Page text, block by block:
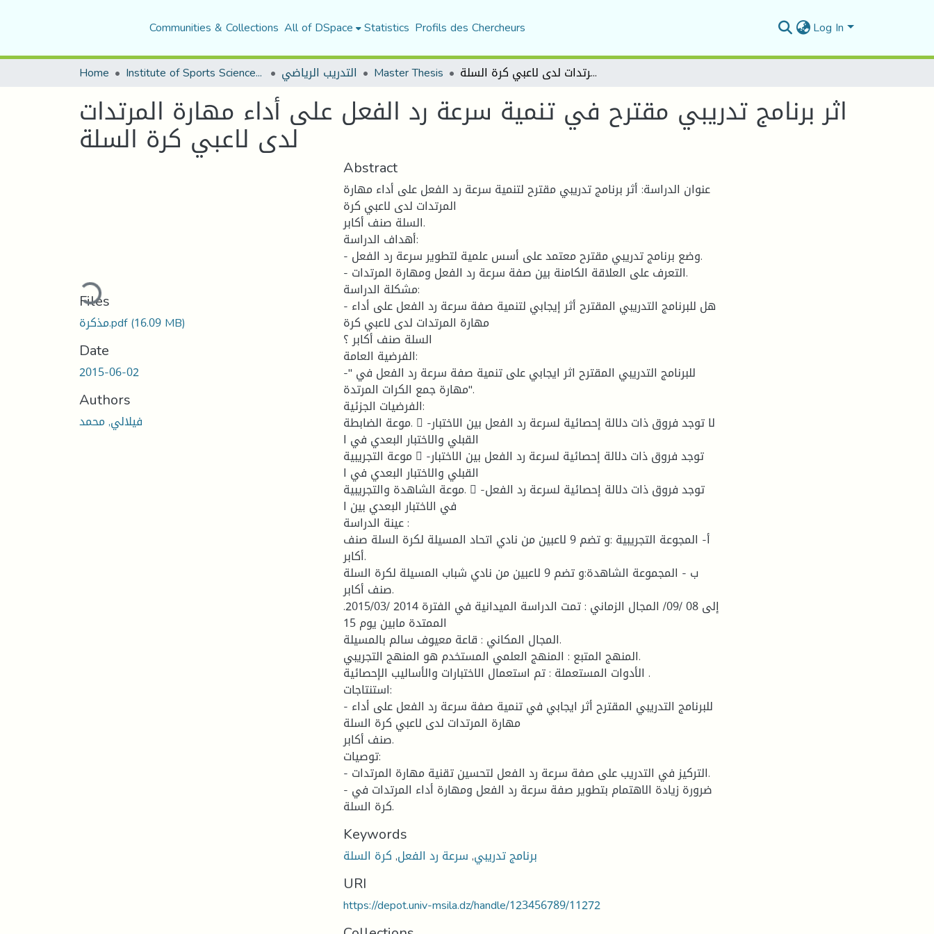
Communities & Collections All of DSpace Statistics Profils des Chercheurs Log In
Home Institute of Sports Sciences and Techniques التدريب الرياضي Master Thesis اثر برنامج تدريبي مقترح في تنمية سرعة رد الفعل على أداء مهارة المرتدات لدى لاعبي كرة السلة
اثر برنامج تدريبي مقترح في تنمية سرعة رد الفعل على أداء مهارة المرتدات
لدى لاعبي كرة السلة
Loading...
Files
مذكرة.pdf(16.09 MB)
Date
2015-06-02
Authors
فيلالي, محمد
Abstract
عنوان الدراسة: أثر برنامج تدريبي مقترح لتنمية سرعة رد الفعل على أداء مهارة
المرتدات لدى لاعبي كرة
السلة صنف أكابر.
أهداف الدراسة:
- وضع برنامج تدريبي مقترح معتمد على أسس علمية لتطوير سرعة رد الفعل.
- التعرف على العلاقة الكامنة بين صفة سرعة رد الفعل ومهارة المرتدات.
مشكلة الدراسة:
- هل للبرنامج التدريبي المقترح أثر إيجابي لتنمية صفة سرعة رد الفعل على أداء
مهارة المرتدات لدى لاعبي كرة
السلة صنف أكابر ؟
الفرضية العامة:
-" للبرنامج التدريبي المقترح اثر ايجابي على تنمية صفة سرعة رد الفعل في
مهارة جمع الكرات المرتدة".
الفرضيات الجزئية:
موعة الضابطة. 􀁋 -لا توجد فروق ذات دلالة إحصائية لسرعة رد الفعل بين الاختبار
القبلي والاختبار البعدي في ا
موعة التجريبية 􀁋 -توجد فروق ذات دلالة إحصائية لسرعة رد الفعل بين الاختبار
القبلي والاختبار البعدي في ا
موعة الشاهدة والتجريبية. 􀁋 -توجد فروق ذات دلالة إحصائية لسرعة رد الفعل
في الاختبار البعدي بين ا
عينة الدراسة :
أ- المجوعة التجريبية :و تضم 9 لاعبين من نادي اتحاد المسيلة لكرة السلة صنف
أكابر.
ب - المجموعة الشاهدة:و تضم 9 لاعبين من نادي شباب المسيلة لكرة السلة
صنف أكابر.
.2015/03/ 2014 إلى 08 /09/ المجال الزماني : تمت الدراسة الميدانية في الفترة
الممتدة مابين يوم 15
المجال المكاني : قاعة معيوف سالم بالمسيلة.
المنهج المتبع : المنهج العلمي المستخدم هو المنهج التجريبي.
الأدوات المستعملة : تم استعمال الاختبارات والأساليب الإحصائية .
استنتاجات:
- للبرنامج التدريبي المقترح أثر ايجابي في تنمية صفة سرعة رد الفعل على أداء
مهارة المرتدات لدى لاعبي كرة السلة
صنف أكابر.
توصيات:
- التركيز في التدريب على صفة سرعة رد الفعل لتحسين تقنية مهارة المرتدات.
- ضرورة زيادة الاهتمام بتطوير صفة سرعة رد الفعل ومهارة أداء المرتدات في
كرة السلة.
Keywords
برنامج تدريبي,سرعة رد الفعل,كرة السلة
URI
https://depot.univ-msila.dz/handle/123456789/11272